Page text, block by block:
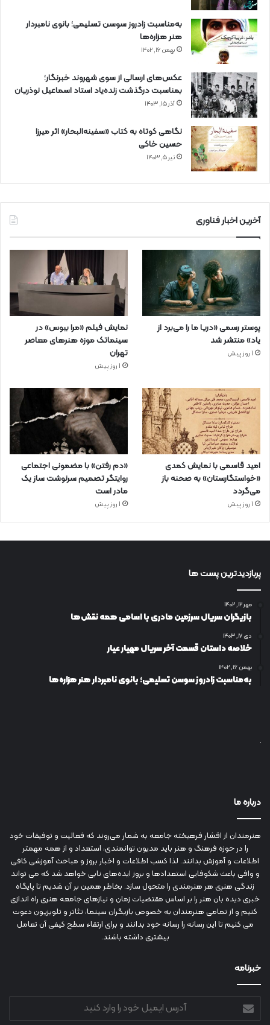
به‌مناسبت زادروز سوسن تسلیمی؛ بانوی نامبردار
هنر هزاره‌ها
بهمن ۱۶, ۱۴۰۲
عکس‌های ارسالی از سوی شهروند خبرنگار؛
بمناسبت درگذشت زنده‌یاد استاد اسماعیل نوذریان
آذر ۱۵, ۱۴۰۳
نگاهی کوتاه به کتاب «سفینه‌البحار» اثر میرزا
حسین خاکی
تیر ۵, ۱۴۰۳
آخرین اخبار فناوری
پوستر رسمی «دریا ما را می‌برد از
یاد» منتشر شد
1 روز پیش
نمایش فیلم «مرا ببوس» در
سینماتک موزه هنرهای معاصر
تهران
1 روز پیش
امید قاسمی با نمایش کمدی
«خواستگارستان» به صحنه باز
می‌گردد
1 روز پیش
«دم رفتن» با مضمونی اجتماعی
روایتگر تصمیم سرنوشت ساز یک
مادر است
1 روز پیش
پربازدیدترین پست ها
مهر ۱۲, ۱۴۰۲
بازیگران سریال سرزمین مادری با اسامی همه نقش‌ها
دی ۱۷, ۱۴۰۳
خلاصه داستان قسمت آخر سریال مهیار عیار
بهمن ۱۶, ۱۴۰۲
به‌مناسبت زادروز سوسن تسلیمی؛ بانوی نامبردار هنر هزاره‌ها
درباره ما
هنرمندان از اقشار فرهیخته جامعه به شمار می‌روند که فعالیت و توفیقات خود
را در حوزه فرهنگ و هنر باید مدیون توانمندی، استعداد و از همه مهمتر
اطلاعات و آموزش بدانند. لذا کسب اطلاعات و اخبار بروز و مباحث آموزشی کافی
و وافی باعث شکوفایی استعدادها و بروز ایده‌های نابی خواهد شد که می تواند
زندگی هنری هر هنرمندی را متحول سازد. بخاطر همین بر آن شدیم تا پایگاه
خبری دیده بان هنر را بر اساس مقتضیات زمان و نیازهای جامعه هنری راه اندازی
کنیم و از تمامی هنرمندان به خصوص بازیگران سینما، تئاتر و تلویزیون دعوت
می کنیم تا این رسانه را رسانه خود بدانند و برای ارتقاء سطح کیفی آن تعامل
بیشتری داشته باشند.
خبرنامه
آدرس
ایمیل